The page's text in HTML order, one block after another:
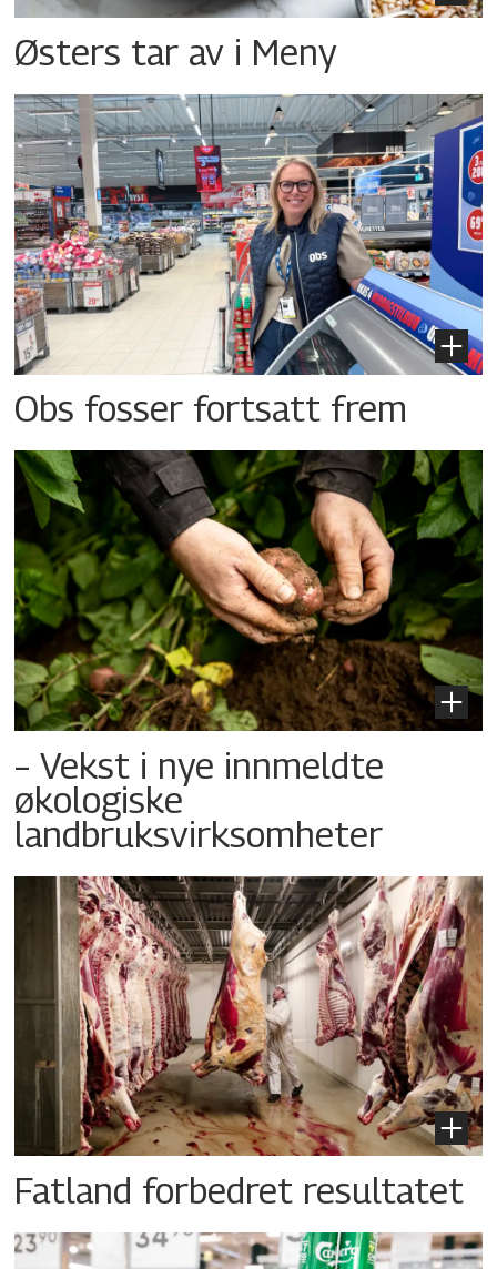
Østers tar av i Meny
Obs fosser fortsatt frem
– Vekst i nye innmeldte
økologiske
landbruksvirksomheter
Fatland forbedret resultatet